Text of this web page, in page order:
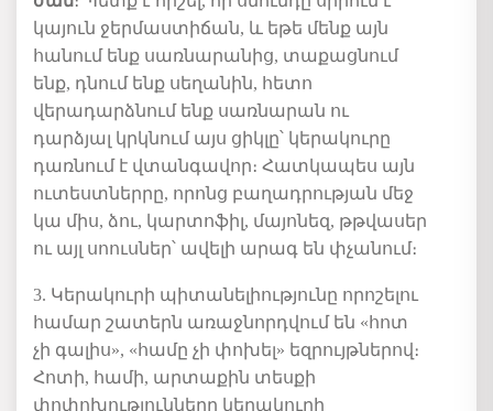
կայուն ջերմաստիճան, և եթե մենք այն
հանում ենք սառնարանից, տաքացնում
ենք, դնում ենք սեղանին, հետո
վերադարձնում ենք սառնարան ու
դարձյալ կրկնում այս ցիկլը՝ կերակուրը
դառնում է վտանգավոր։ Հատկապես այն
ուտեստներրը, որոնց բաղադրության մեջ
կա միս, ձու, կարտոֆիլ, մայոնեզ, թթվասեր
ու այլ սոուսներ՝ ավելի արագ են փչանում։
3. Կերակուրի պիտանելիությունը որոշելու
համար շատերն առաջնորդվում են «հոտ
չի գալիս», «համը չի փոխել» եզրույթներով։
Հոտի, համի, արտաքին տեսքի
փոփոխությունները կերակուրի